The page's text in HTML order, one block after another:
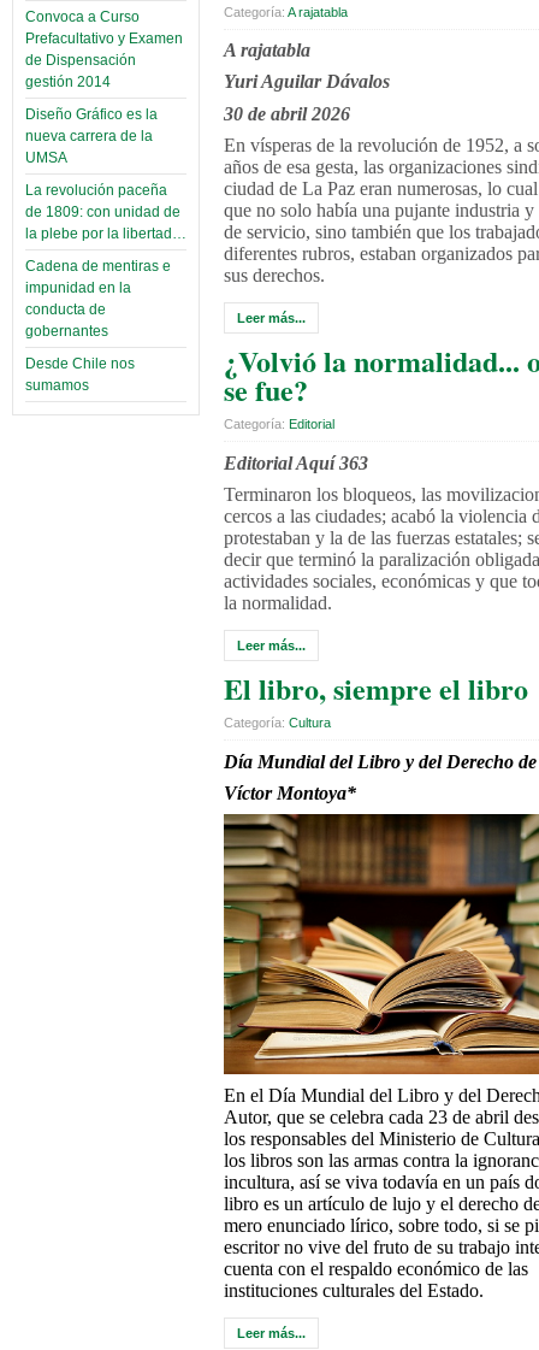
Convoca a Curso
Prefacultativo y Examen
de Dispensación
gestión 2014
Diseño Gráfico es la
nueva carrera de la
UMSA
La revolución paceña
de 1809: con unidad de
la plebe por la libertad…
Cadena de mentiras e
impunidad en la
conducta de
gobernantes
Desde Chile nos
sumamos
Categoría: A rajatabla
A rajatabla
Yuri Aguilar Dávalos
30 de abril 2026
En vísperas de la revolución de 1952, a
años de esa gesta, las organizaciones
ciudad de La Paz eran numerosas, lo
que no solo había una pujante industria y
de servicio, sino también que los
diferentes rubros, estaban organizados
sus derechos.
Leer más...
¿Volvió la normalidad...
se fue?
Categoría: Editorial
Editorial Aquí 363
Terminaron los bloqueos, las
cercos a las ciudades; acabó la violencia
protestaban y la de las fuerzas estatales;
decir que terminó la paralización
actividades sociales, económicas y que
la normalidad.
Leer más...
El libro, siempre el libro
Categoría: Cultura
Día Mundial del Libro y del Derecho
Víctor Montoya*
En el Día Mundial del Libro y del
Autor, que se celebra cada 23 de abril
los responsables del Ministerio de
los libros son las armas contra la
incultura, así se viva todavía en un país
libro es un artículo de lujo y el derecho
mero enunciado lírico, sobre todo, si se
escritor no vive del fruto de su trabajo
cuenta con el respaldo económico de las
instituciones culturales del Estado.
Leer más...